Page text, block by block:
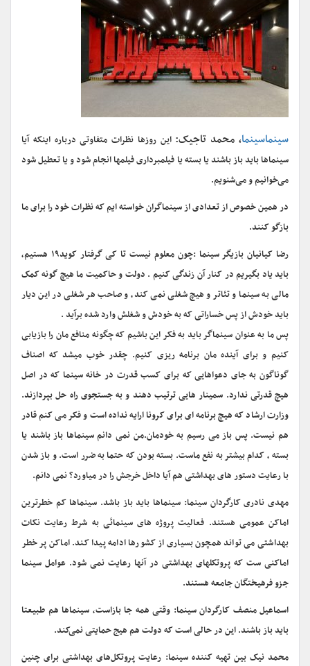
سینماسینما، محمد تاجیک: این روزها نظرات متفاوتی درباره اینکه آیا
سینماها باید باز باشند یا بسته یا فیلمبرداری فیلمها انجام شود و یا تعطیل شود
می‌خوانیم و می‌شنویم.
در همین خصوص از تعدادی از سینماگران خواسته ایم که نظرات خود را برای ما
بازگو کنند.
رضا کیانیان بازیگر سینما :چون معلوم نیست تا کی گرفتار کوید۱۹ هستیم،
باید یاد بگیریم در کنار آن زندگی کنیم . دولت و حاکمیت ما هیچ گونه کمک
مالی به سینما و تئاتر و هیچ شغلی نمی کند، و صاحب هر شغلی در این دیار
باید خودش از پس خساراتی که به خودش و شغلش وارد شده برآید .
پس ما به عنوان سینماگر باید به فکر این باشیم که چگونه منافع مان را بازیابی
کنیم و برای آینده مان برنامه ریزی کنیم. چقدر خوب میشد که اصناف
گوناگون به جای دعواهایی که برای کسب قدرت در خانه سینما که در اصل
هیچ قدرتی ندارد. سمینار هایی ترتیب دهند و به جستجوی راه حل بپردازند.
وزارت ارشاد که هیچ برنامه ای برای کرونا ارایه نداده است و فکر می کنم قادر
هم نیست. پس باز می رسیم به خودمان.من نمی دانم سینماها باز باشند یا
بسته ، کدام بیشتر به نفع ماست. بسته بودن که حتما به ضرر است. و باز شدن
با رعایت دستور های بهداشتی هم آیا داخل خرجش را در میاورد؟ نمی دانم.
مهدی نادری کارگردان سینما: سینماها باید باز باشد. سینماها کم خطرترین
اماکن عمومی هستند. فعالیت پروژه های سینمائی به شرط رعایت نکات
بهداشتی می تواند همچون بسیاری از کشورها ادامه پیدا کند. اماکن پر خطر
اماکنی ست که پروتکلهای بهداشتی در آنها رعایت نمی شود. عوامل سینما
جزو فرهیختگان جامعه هستند.
اسماعیل منصف کارگردان سینما: وقتی همه جا بازاست، سینماها هم طبیعتا
باید باز باشند. این در حالی است که دولت هم هیج حمایتی نمی‌کند.
محمد نیک بین تهیه کننده سینما: رعایت پروتکل‌های بهداشتی برای چنین